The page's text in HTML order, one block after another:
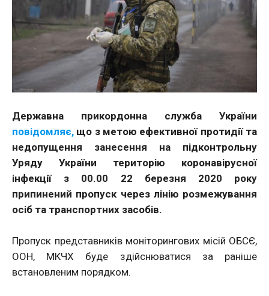
Державна прикордонна служба України
повідомляє, що з метою ефективної протидії та
недопущення занесення на підконтрольну
Уряду України територію коронавірусної
інфекції з 00.00 22 березня 2020 року
припинений пропуск через лінію розмежування
осіб та транспортних засобів.
Пропуск представників моніторингових місій ОБСЄ,
ООН, МКЧХ буде здійснюватися за раніше
встановленим порядком.